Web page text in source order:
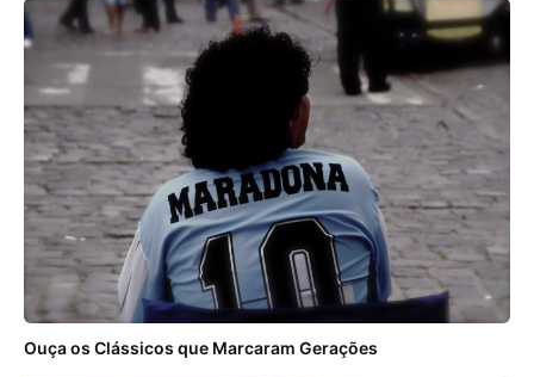
Ouça os Clássicos que Marcaram Gerações